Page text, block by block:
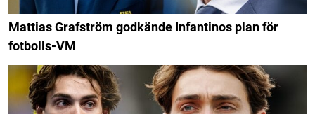
Mattias Grafström godkände Infantinos plan för
fotbolls-VM